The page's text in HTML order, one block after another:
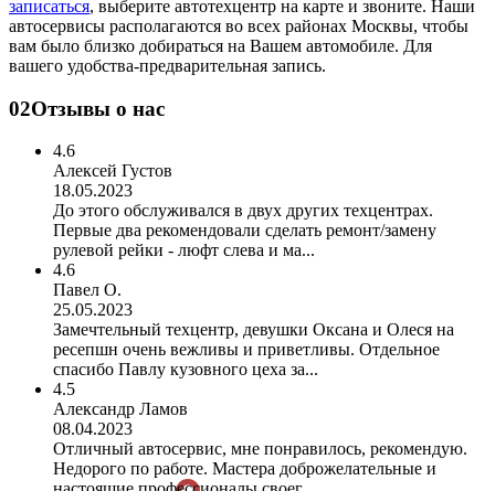
записаться, выберите автотехцентр на карте и звоните. Наши
автосервисы располагаются во всех районах Москвы, чтобы
вам было близко добираться на Вашем автомобиле. Для
вашего удобства-предварительная запись.
02Отзывы о нас
4.6
Алексей Густов
18.05.2023
До этого обслуживался в двух других техцентрах.
Первые два рекомендовали сделать ремонт/замену
рулевой рейки - люфт слева и ма...
4.6
Павел О.
25.05.2023
Замечтельный техцентр, девушки Оксана и Олеся на
ресепшн очень вежливы и приветливы. Отдельное
спасибо Павлу кузовного цеха за...
4.5
Александр Ламов
08.04.2023
Отличный автосервис, мне понравилось, рекомендую.
Недорого по работе. Мастера доброжелательные и